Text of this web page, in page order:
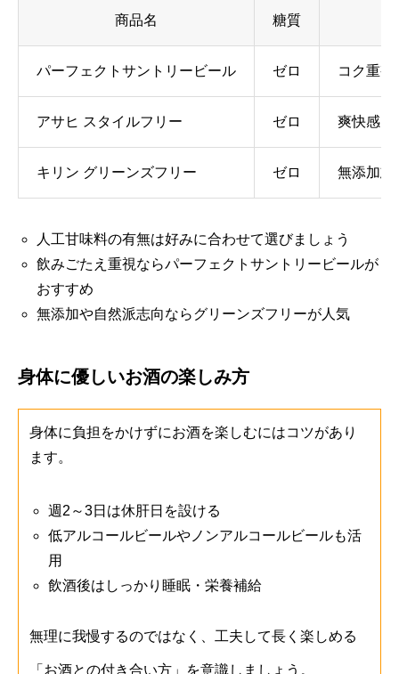
商品名 糖質
パーフェクトサントリービール ゼロ コク重
アサヒ スタイルフリー ゼロ 爽快感、
キリン グリーンズフリー ゼロ 無添加志
人工甘味料の有無は好みに合わせて選びましょう
飲みごたえ重視ならパーフェクトサントリービールが
おすすめ
無添加や自然派志向ならグリーンズフリーが人気
身体に優しいお酒の楽しみ方
身体に負担をかけずにお酒を楽しむにはコツがあり
ます。
週2～3日は休肝日を設ける
低アルコールビールやノンアルコールビールも活
用
飲酒後はしっかり睡眠・栄養補給
無理に我慢するのではなく、工夫して長く楽しめる
「お酒との付き合い方」を意識しましょう。